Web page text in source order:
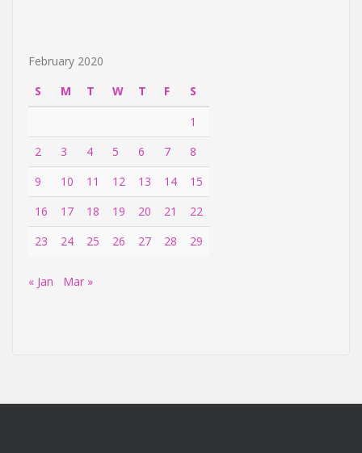
February 2020
S
M T W T F
S
1
2
3 4 5 6 7
8
9
10 11 12 13 14
15
16
17 18 19 20 21
22
23
24 25 26 27 28 29
« Jan Mar »